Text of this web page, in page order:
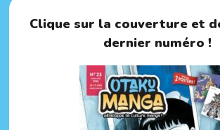
Clique sur la couverture et
dernier numéro !